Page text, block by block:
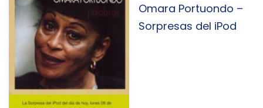
Omara Portuondo –
Sorpresas del iPod